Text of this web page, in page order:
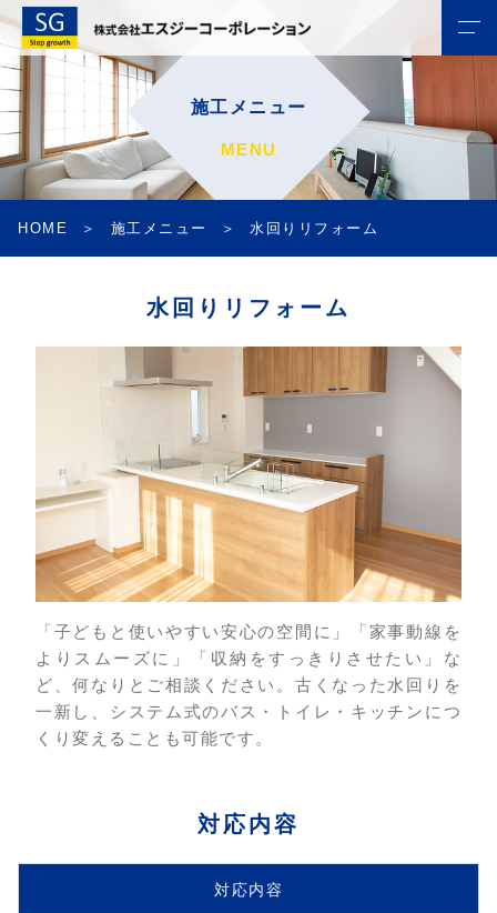
施工メニュー
MENU
HOME 施工メニュー 水回りリフォーム
水回りリフォーム
「子どもと使いやすい安心の空間に」「家事動線を
よりスムーズに」「収納をすっきりさせたい」な
ど、何なりとご相談ください。古くなった水回りを
一新し、システム式のバス・トイレ・キッチンにつ
くり変えることも可能です。
対応内容
対応内容